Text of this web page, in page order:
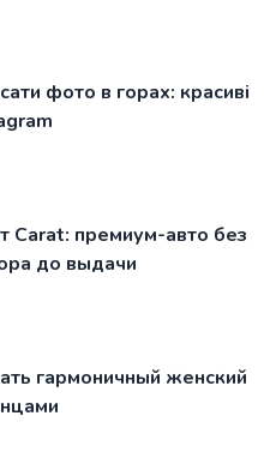
фото в горах: красиві
Carat: премиум-авто без
до выдачи
гармоничный женский